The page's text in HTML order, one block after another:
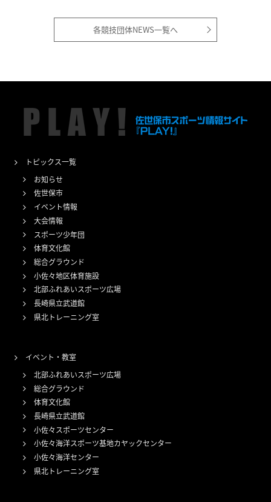
各競技団体NEWS一覧へ
トピックス一覧
お知らせ
佐世保市
イベント情報
大会情報
スポーツ少年団
体育文化館
総合グラウンド
小佐々地区体育施設
北部ふれあいスポーツ広場
長崎県立武道館
県北トレーニング室
イベント・教室
北部ふれあいスポーツ広場
総合グラウンド
体育文化館
長崎県立武道館
小佐々スポーツセンター
小佐々海洋スポーツ基地カヤックセンター
小佐々海洋センター
県北トレーニング室